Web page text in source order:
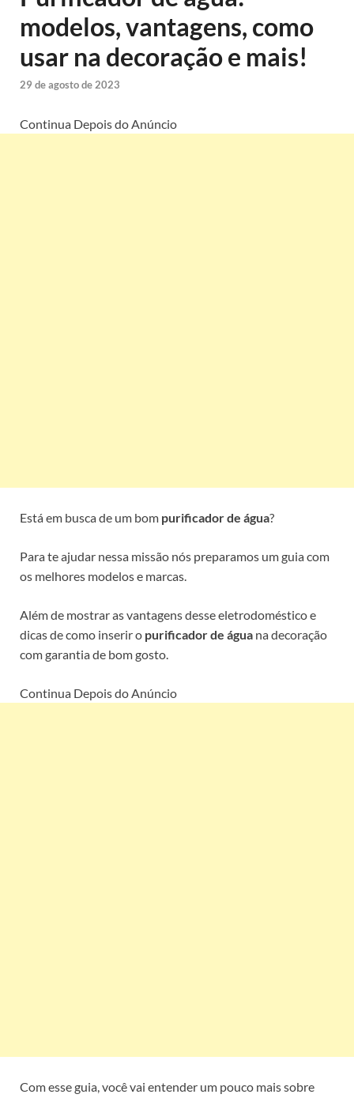
modelos, vantagens, como
usar na decoração e mais!
29 de agosto de 2023
Continua Depois do Anúncio
Está em busca de um bom purificador de água?
Para te ajudar nessa missão nós preparamos um guia com
os melhores modelos e marcas.
Além de mostrar as vantagens desse eletrodoméstico e
dicas de como inserir o purificador de água na decoração
com garantia de bom gosto.
Continua Depois do Anúncio
Com esse guia, você vai entender um pouco mais sobre